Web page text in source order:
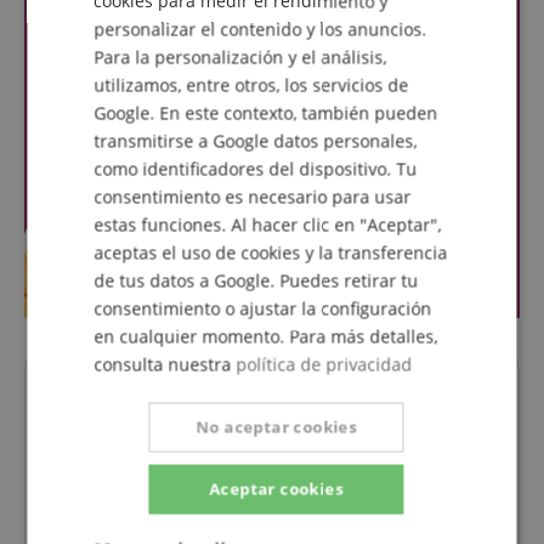
Preguntas acerca de los
productos
Hacer una pregunta
SPANISH
personalizar el contenido y los anuncios.
Para la personalización y el análisis,
utilizamos, entre otros, los servicios de
Google. En este contexto, también pueden
transmitirse a Google datos personales,
como identificadores del dispositivo. Tu
consentimiento es necesario para usar
estas funciones. Al hacer clic en "Aceptar",
aceptas el uso de cookies y la transferencia
de tus datos a Google. Puedes retirar tu
consentimiento o ajustar la configuración
en cualquier momento. Para más detalles,
consulta nuestra política de privacidad
Aceptar cookies
No aceptar cookies